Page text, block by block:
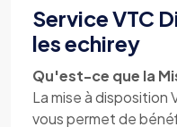
Service VTC
les echirey
Qu'est-ce que la
La mise à disposition
vous permet de